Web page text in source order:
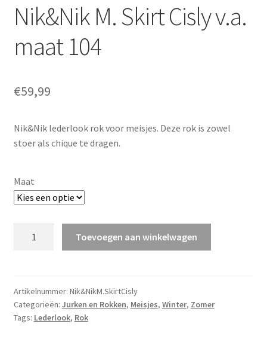
Nik&Nik M. Skirt Cisly v.a.
maat 104
€59,99
Nik&Nik lederlook rok voor meisjes. Deze rok is zowel
stoer als chique te dragen.
Maat
v.a.
maat
104
Toevoegen aan winkelwagen
Artikelnummer: Nik&NikM.SkirtCisly
Categorieën: Jurken en Rokken, Meisjes, Winter, Zomer
Tags: Lederlook, Rok